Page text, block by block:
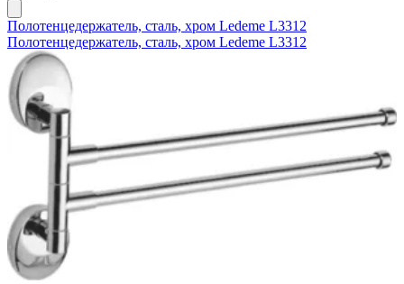
Полотенцедержатель, сталь, хром Ledeme L3312
Полотенцедержатель, сталь, хром Ledeme L3312